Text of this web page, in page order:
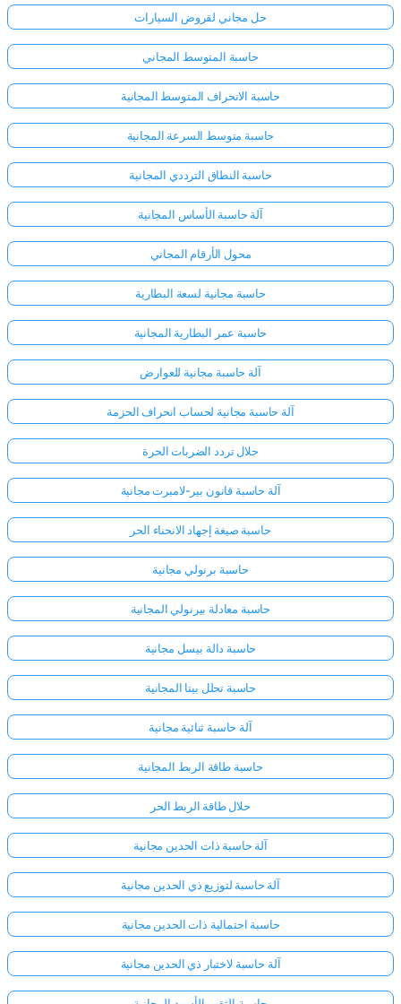
حل مجاني لقروض السيارات
حاسبة المتوسط المجاني
حاسبة الانحراف المتوسط المجانية
حاسبة متوسط السرعة المجانية
حاسبة النطاق الترددي المجانية
آلة حاسبة الأساس المجانية
محول الأرقام المجاني
حاسبة مجانية لسعة البطارية
حاسبة عمر البطارية المجانية
آلة حاسبة مجانية للعوارض
آلة حاسبة مجانية لحساب انحراف الحزمة
حلال تردد الضربات الحرة
آلة حاسبة قانون بير-لامبرت مجانية
حاسبة صيغة إجهاد الانحناء الحر
حاسبة برنولي مجانية
حاسبة معادلة بيرنولي المجانية
حاسبة دالة بيسل مجانية
حاسبة تحلل بيتا المجانية
آلة حاسبة ثنائية مجانية
حاسبة طاقة الربط المجانية
حلال طاقة الربط الحر
آلة حاسبة ذات الحدين مجانية
آلة حاسبة لتوزيع ذي الحدين مجانية
حاسبة احتمالية ذات الحدين مجانية
آلة حاسبة لاختبار ذي الحدين مجانية